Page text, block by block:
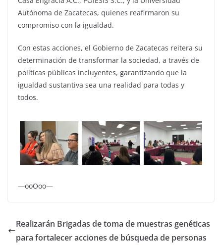
Autónoma de Zacatecas, quienes reafirmaron su
compromiso con la igualdad.
Con estas acciones, el Gobierno de Zacatecas reitera su
determinación de transformar la sociedad, a través de
políticas públicas incluyentes, garantizando que la
igualdad sustantiva sea una realidad para todas y
todos.
—ooOoo—
Realizarán Brigadas de toma de muestras genéticas
para fortalecer acciones de búsqueda de personas